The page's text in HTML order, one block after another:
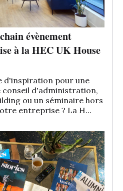
évènement
à la HEC UK House
d'inspiration pour une
conseil d'administration,
ou un séminaire hors
entreprise ? La H...